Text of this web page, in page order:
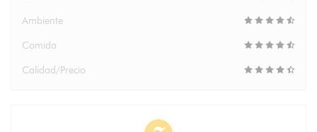
Ambiente
Comida
Calidad/Precio